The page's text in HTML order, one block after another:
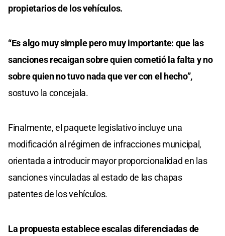
propietarios de los vehículos.
“Es algo muy simple pero muy importante: que las
sanciones recaigan sobre quien cometió la falta y no
sobre quien no tuvo nada que ver con el hecho”,
sostuvo la concejala.
Finalmente, el paquete legislativo incluye una
modificación al régimen de infracciones municipal,
orientada a introducir mayor proporcionalidad en las
sanciones vinculadas al estado de las chapas
patentes de los vehículos.
La propuesta establece escalas diferenciadas de